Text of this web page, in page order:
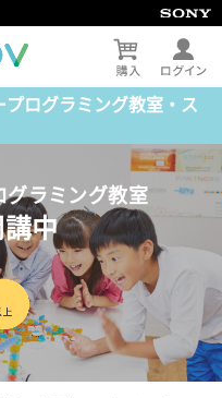
ログラミング教室・ス
グラミング教室
中